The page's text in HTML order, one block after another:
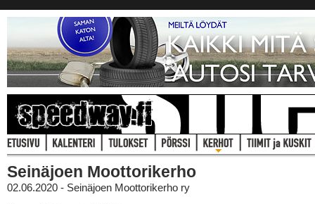
Seinäjoen Moottorikerho
02.06.2020 - Seinäjoen Moottorikerho ry